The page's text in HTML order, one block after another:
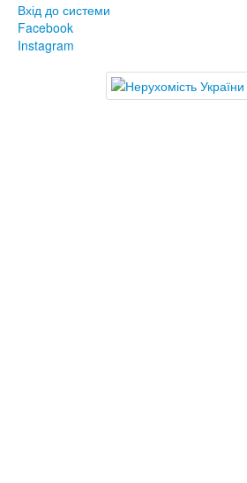
Вхід до системи
Facebook
Instagram